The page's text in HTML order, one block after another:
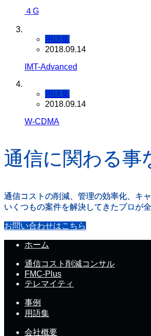
４G
用語集
2018.09.14
IMT-Advanced
用語集
2018.09.14
W-CDMA
通信に関わる事
通信コストの削減、管理の効率化、キ
いくつもの案件を解決してきたプロが
お問い合わせはこちら
ホーム
通信コスト削減コンサル
FMC-Plus
テレマイティ
事例
用語集
会社概要